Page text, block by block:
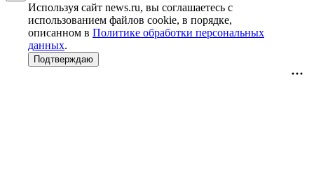
Используя сайт news.ru, вы соглашаетесь с
использованием файлов cookie, в порядке,
описанном в Политике обработки персональных
данных.
Подтверждаю